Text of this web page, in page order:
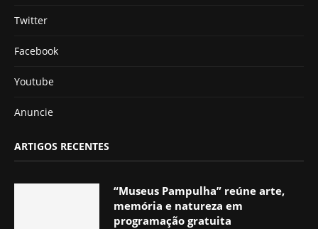
Twitter
Facebook
Youtube
Anuncie
ARTIGOS RECENTES
“Museus Pampulha” reúne arte,
memória e natureza em
programação gratuita